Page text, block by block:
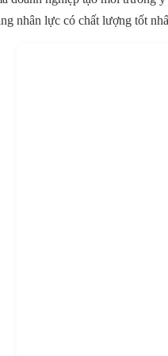
nhân lực có chất lượng tốt